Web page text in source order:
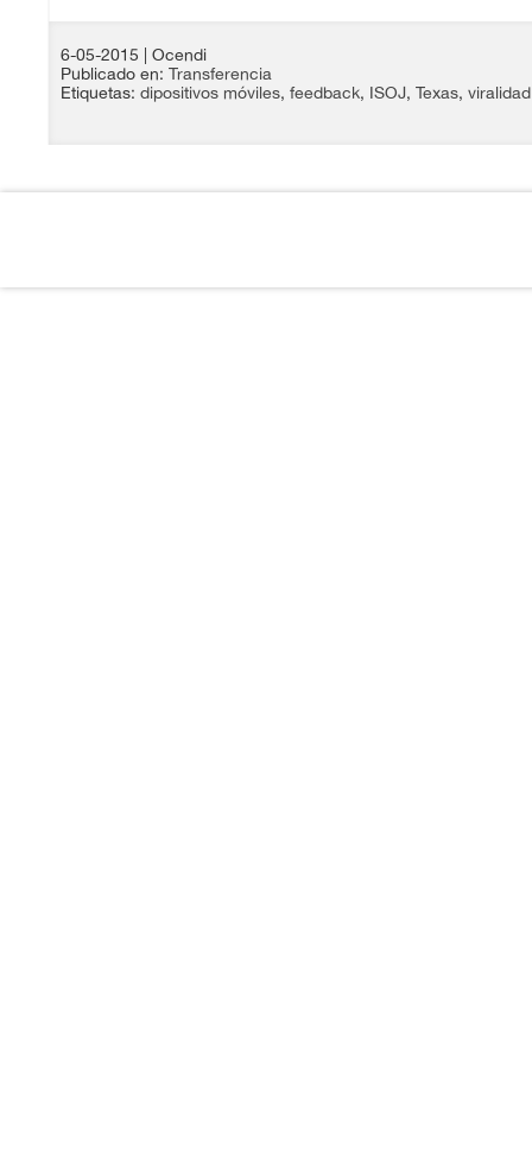
6-05-2015
| Ocendi
Publicado en: Transferencia
Etiquetas: dipositivos móviles, feedback, ISOJ, Texas, viralidad